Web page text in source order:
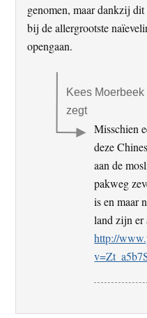
genomen, maar dankzij
bij de allergrootste
opengaan.
Kees Moerbeek
zegt
Misschien
deze
aan de
pakweg
is en maar
land zijn er
http://